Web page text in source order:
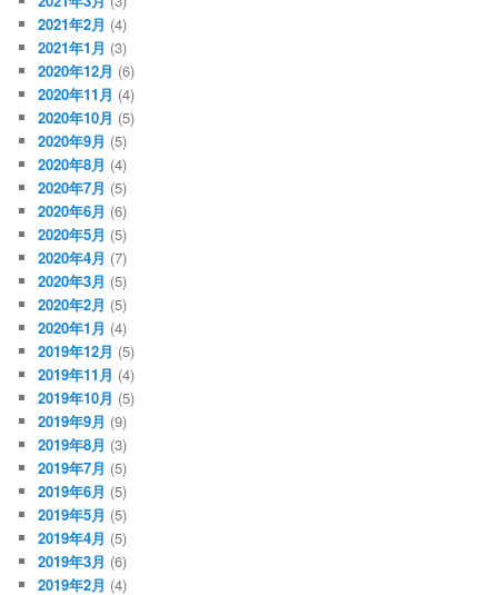
2021年2月 (4)
2021年1月 (3)
2020年12月 (6)
2020年11月 (4)
2020年10月 (5)
2020年9月 (5)
2020年8月 (4)
2020年7月 (5)
2020年6月 (6)
2020年5月 (5)
2020年4月 (7)
2020年3月 (5)
2020年2月 (5)
2020年1月 (4)
2019年12月 (5)
2019年11月 (4)
2019年10月 (5)
2019年9月 (9)
2019年8月 (3)
2019年7月 (5)
2019年6月 (5)
2019年5月 (5)
2019年4月 (5)
2019年3月 (6)
2019年2月 (4)